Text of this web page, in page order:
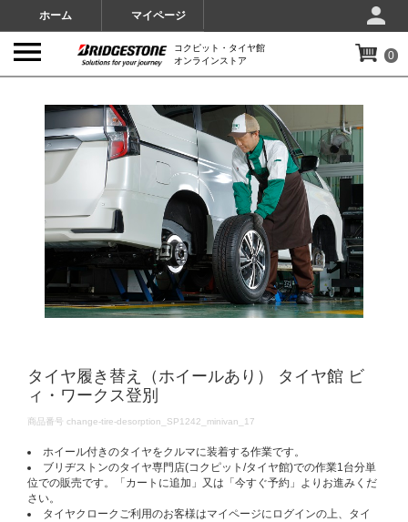
ホーム マイページ
コクピット・タイヤ館
オンラインストア
0
タイヤ履き替え（ホイールあり） タイヤ館 ビ
ィ・ワークス登別
DETAILS
商品番号 change-tire-desorption_SP1242_minivan_17
ホイール付きのタイヤをクルマに装着する作業です。
ブリヂストンのタイヤ専門店(コクピット/タイヤ館)での作業1台分単
位での販売です。「カートに追加」又は「今すぐ予約」よりお進みくだ
さい。
タイヤクロークご利用のお客様はマイページにログインの上、タイ